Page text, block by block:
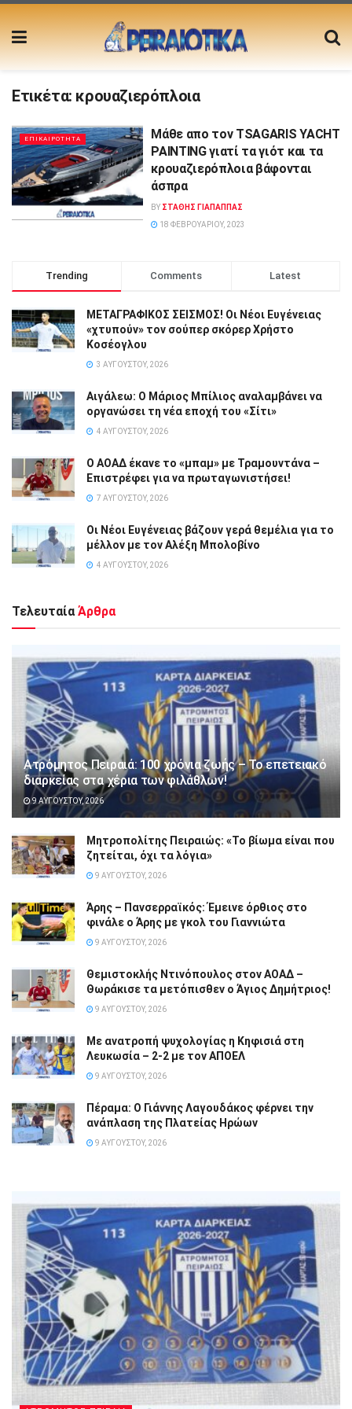
Ετικέτα: κρουαζιερόπλοια
ΕΠΙΚΑΙΡΟΤΗΤΑ
Μάθε απο τον TSAGARIS YACHT
PAINTING γιατί τα γιότ και τα
κρουαζιερόπλοια βάφονται
άσπρα
BY ΣΤΑΘΗΣ ΓΊΑΠΑΠΠΑΣ
18 ΦΕΒΡΟΥΑΡΊΟΥ, 2023
Trending Comments Latest
ΜΕΤΑΓΡΑΦΙΚΟΣ ΣΕΙΣΜΟΣ! Οι Νέοι Ευγένειας
«χτυπούν» τον σούπερ σκόρερ Χρήστο
Κοσέογλου
3 ΑΥΓΟΎΣΤΟΥ, 2026
Αιγάλεω: Ο Μάριος Μπίλιος αναλαμβάνει να
οργανώσει τη νέα εποχή του «Σίτι»
4 ΑΥΓΟΎΣΤΟΥ, 2026
Ο ΑΟΑΔ έκανε το «μπαμ» με Τραμουντάνα –
Επιστρέφει για να πρωταγωνιστήσει!
7 ΑΥΓΟΎΣΤΟΥ, 2026
Οι Νέοι Ευγένειας βάζουν γερά θεμέλια για το
μέλλον με τον Αλέξη Μπολοβίνο
4 ΑΥΓΟΎΣΤΟΥ, 2026
Τελευταία Άρθρα
Ατρόμητος Πειραιά: 100 χρόνια ζωής – Το επετειακό
διαρκείας στα χέρια των φιλάθλων!
9 ΑΥΓΟΎΣΤΟΥ, 2026
Μητροπολίτης Πειραιώς: «Το βίωμα είναι που
ζητείται, όχι τα λόγια»
9 ΑΥΓΟΎΣΤΟΥ, 2026
Άρης – Πανσερραϊκός: Έμεινε όρθιος στο
φινάλε ο Άρης με γκολ του Γιαννιώτα
9 ΑΥΓΟΎΣΤΟΥ, 2026
Θεμιστοκλής Ντινόπουλος στον ΑΟΑΔ –
Θωράκισε τα μετόπισθεν ο Άγιος Δημήτριος!
9 ΑΥΓΟΎΣΤΟΥ, 2026
Με ανατροπή ψυχολογίας η Κηφισιά στη
Λευκωσία – 2-2 με τον ΑΠΟΕΛ
9 ΑΥΓΟΎΣΤΟΥ, 2026
Πέραμα: Ο Γιάννης Λαγουδάκος φέρνει την
ανάπλαση της Πλατείας Ηρώων
9 ΑΥΓΟΎΣΤΟΥ, 2026